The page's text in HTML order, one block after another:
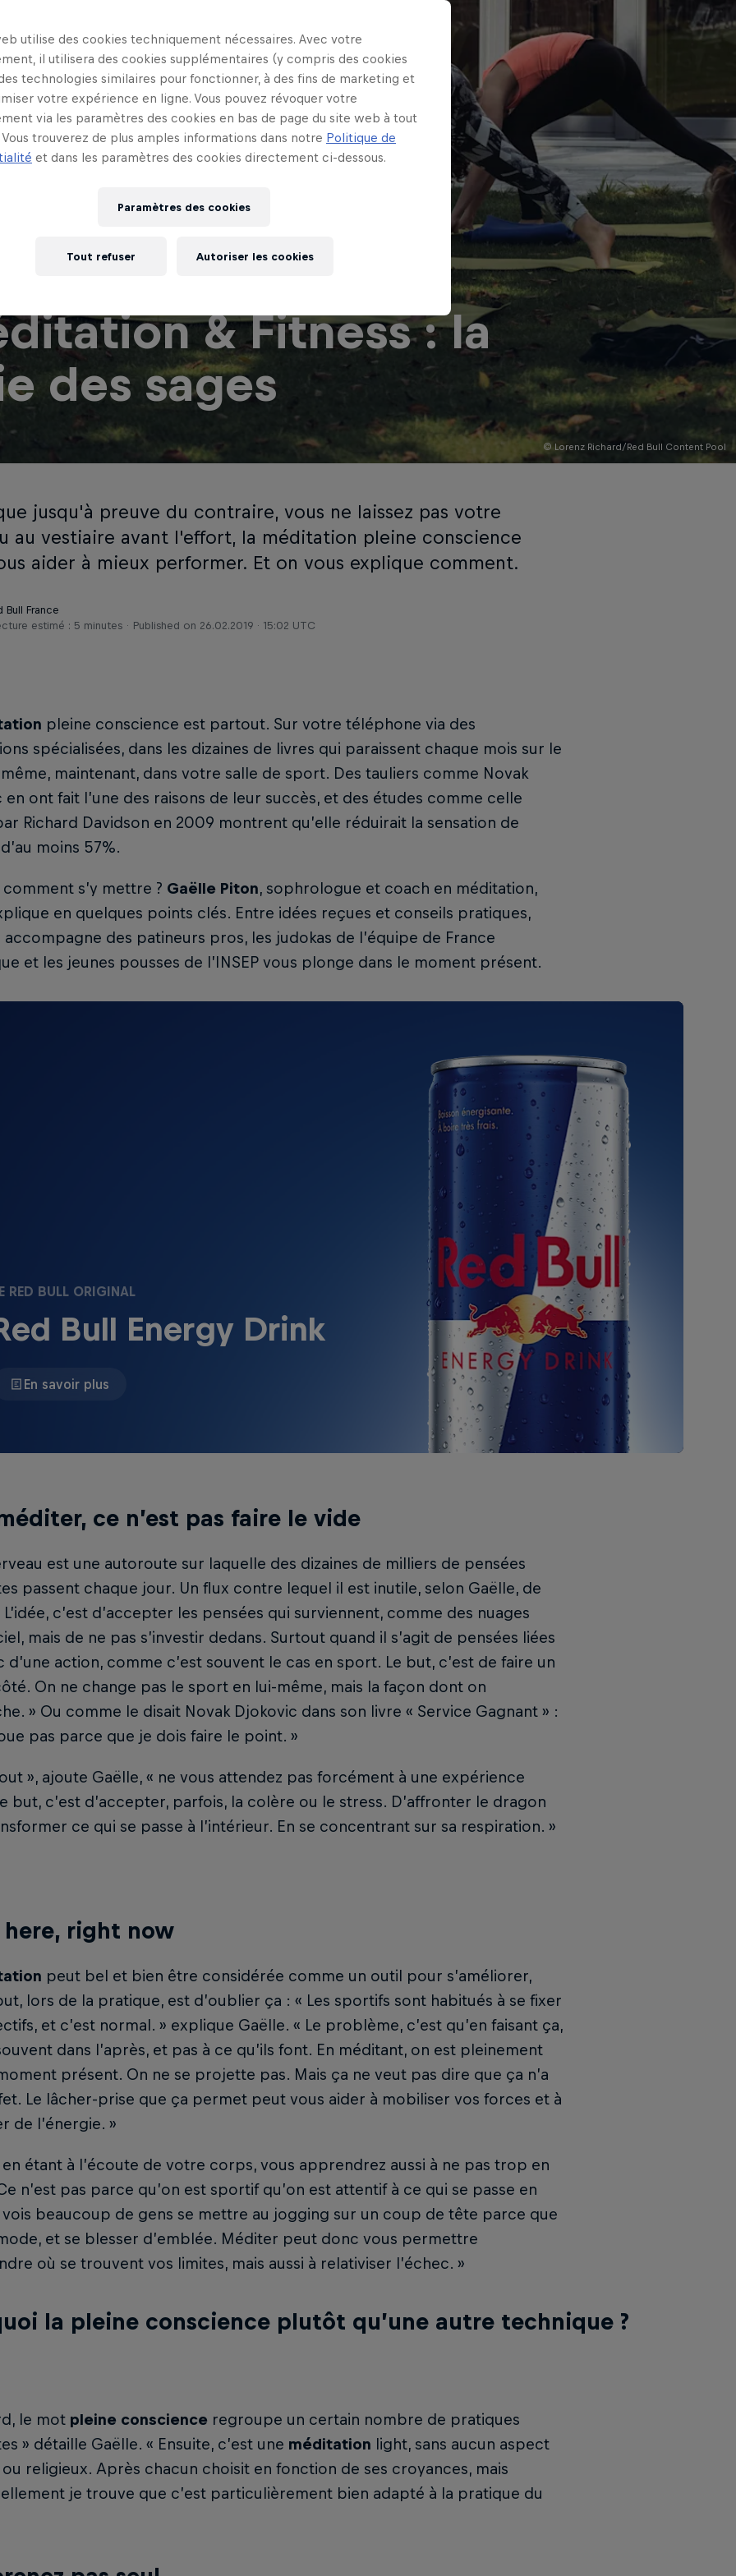
© Lorenz Richard/Red Bull Content Pool
& Fitness : la
des sages
jusqu'à preuve du contraire, vous ne laissez pas votre
au vestiaire avant l'effort, la méditation pleine conscience
aider à mieux performer. Et on vous explique comment.
Bull France
estimé : 5 minutes
Published on 26.02.2019 · 15:02 UTC
pleine conscience est partout. Sur votre téléphone via des
spécialisées, dans les dizaines de livres qui paraissent chaque mois sur le
maintenant, dans votre salle de sport. Des tauliers comme Novak
en ont fait l’une des raisons de leur succès, et des études comme celle
Richard Davidson en 2009 montrent qu’elle réduirait la sensation de
moins 57%.
comment s’y mettre ? Gaëlle Piton, sophrologue et coach en méditation,
en quelques points clés. Entre idées reçues et conseils pratiques,
des patineurs pros, les judokas de l’équipe de France
et les jeunes pousses de l’INSEP vous plonge dans le moment présent.
RED BULL ORIGINAL
Bull Energy Drink
En savoir plus
ce n’est pas faire le vide
est une autoroute sur laquelle des dizaines de milliers de pensées
passent chaque jour. Un flux contre lequel il est inutile, selon Gaëlle, de
c’est d’accepter les pensées qui surviennent, comme des nuages
mais de ne pas s’investir dedans. Surtout quand il s’agit de pensées liées
d’une action, comme c’est souvent le cas en sport. Le but, c’est de faire un
On ne change pas le sport en lui-même, mais la façon dont on
» Ou comme le disait Novak Djokovic dans son livre « Service Gagnant » :
pas parce que je dois faire le point. »
», ajoute Gaëlle, « ne vous attendez pas forcément à une expérience
but, c’est d’accepter, parfois, la colère ou le stress. D’affronter le dragon
ce qui se passe à l’intérieur. En se concentrant sur sa respiration. »
right now
peut bel et bien être considérée comme un outil pour s’améliorer,
lors de la pratique, est d’oublier ça : « Les sportifs sont habitués à se fixer
et c’est normal. » explique Gaëlle. « Le problème, c’est qu’en faisant ça,
dans l’après, et pas à ce qu’ils font. En méditant, on est pleinement
présent. On ne se projette pas. Mais ça ne veut pas dire que ça n’a
Le lâcher-prise que ça permet peut vous aider à mobiliser vos forces et à
de l’énergie. »
étant à l’écoute de votre corps, vous apprendrez aussi à ne pas trop en
n’est pas parce qu’on est sportif qu’on est attentif à ce qui se passe en
vois beaucoup de gens se mettre au jogging sur un coup de tête parce que
et se blesser d’emblée. Méditer peut donc vous permettre
où se trouvent vos limites, mais aussi à relativiser l’échec. »
la pleine conscience plutôt qu’une autre technique ?
le mot pleine conscience regroupe un certain nombre de pratiques
» détaille Gaëlle. « Ensuite, c’est une méditation light, sans aucun aspect
religieux. Après chacun choisit en fonction de ses croyances, mais
je trouve que c’est particulièrement bien adapté à la pratique du
utilise des cookies techniquement nécessaires. Avec votre
il utilisera des cookies supplémentaires (y compris des cookies
technologies similaires pour fonctionner, à des fins de marketing et
votre expérience en ligne. Vous pouvez révoquer votre
via les paramètres des cookies en bas de page du site web à tout
trouverez de plus amples informations dans notre Politique de
et dans les paramètres des cookies directement ci-dessous.
Paramètres des cookies
Tout refuser Autoriser les cookies